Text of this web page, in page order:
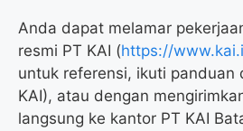
Anda dapat melamar
resmi PT KAI (https://
untuk referensi, ikuti panduan
KAI), atau dengan
langsung ke kantor PT KAI